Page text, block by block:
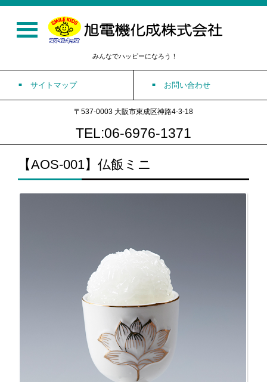
みんなでハッピーになろう！
サイトマップ お問い合わせ
〒537-0003 大阪市東成区神路4-3-18
TEL:06-6976-1371
【AOS-001】仏飯ミニ